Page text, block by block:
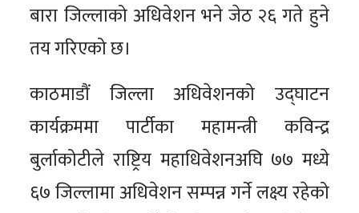
बारा जिल्लाको अधिवेशन भने जेठ २६ गते हुने
तय गरिएको छ।
काठमाडौं जिल्ला अधिवेशनको उद्‌घाटन
कार्यक्रममा पार्टीका महामन्त्री कविन्द्र
बुर्लाकोटीले राष्ट्रिय महाधिवेशनअघि ७७ मध्ये
६७ जिल्लामा अधिवेशन सम्पन्न गर्ने लक्ष्य रहेको